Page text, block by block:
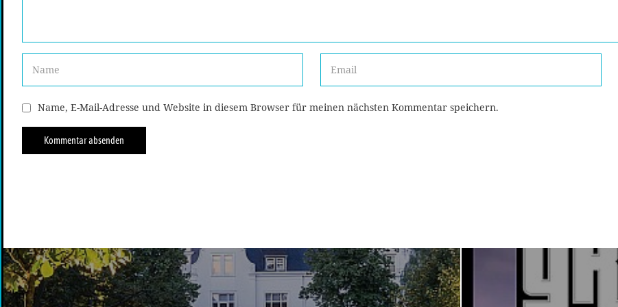
Name, E-Mail-Adresse und Website in diesem Browser für meinen nächsten Kommentar speichern.